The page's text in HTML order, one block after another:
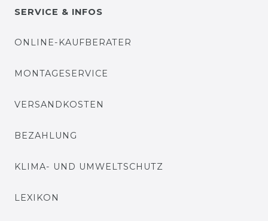
SERVICE & INFOS
ONLINE-KAUFBERATER
MONTAGESERVICE
VERSANDKOSTEN
BEZAHLUNG
KLIMA- UND UMWELTSCHUTZ
LEXIKON